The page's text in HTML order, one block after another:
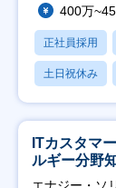
400万
正社員採用
土日祝休み
ITカスタマ
ルギー分野